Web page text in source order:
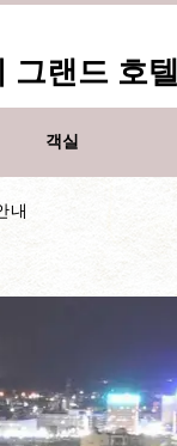
그랜드 호텔
객실
내